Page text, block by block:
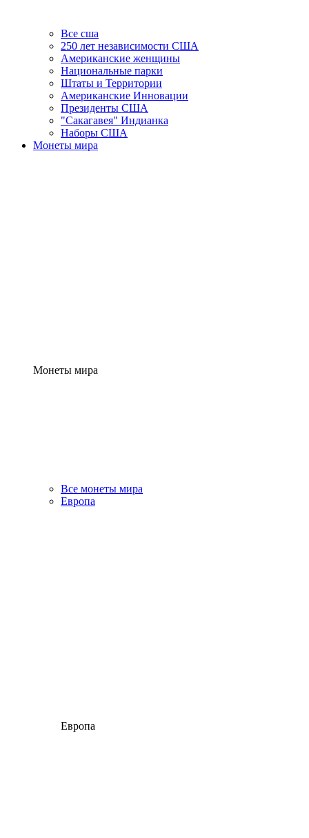
Все сша
250 лет независимости США
Американские женщины
Национальные парки
Штаты и Территории
Американские Инновации
Президенты США
"Сакагавея" Индианка
Наборы США
Монеты мира
Монеты мира
Все монеты мира
Европа
Европа